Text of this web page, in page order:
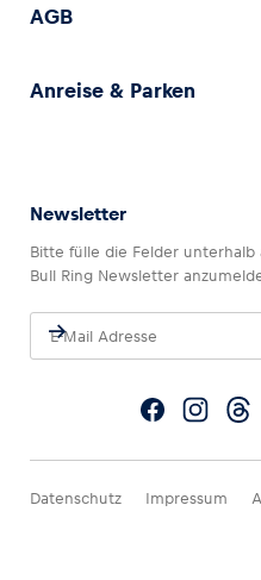
AGB
Anreise & Parken
Newsletter
Bitte fülle die Felder unterhalb
Bull Ring Newsletter
Datenschutz Impressum